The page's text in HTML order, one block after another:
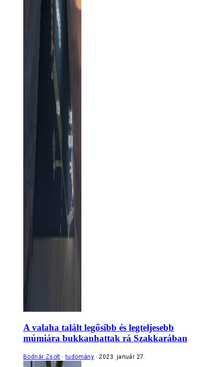
A valaha talált legősibb és legteljesebb
múmiára bukkanhattak rá Szakkarában
Bodnár Zsolt tudomány 2023. január 27.